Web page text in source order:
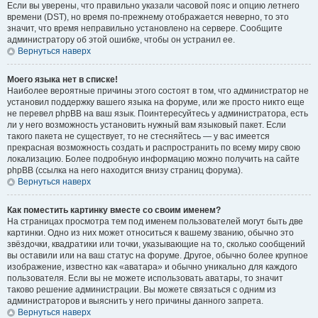
Если вы уверены, что правильно указали часовой пояс и опцию летнего
времени (DST), но время по-прежнему отображается неверно, то это
значит, что время неправильно установлено на сервере. Сообщите
администратору об этой ошибке, чтобы он устранил ее.
Вернуться наверх
Моего языка нет в списке!
Наиболее вероятные причины этого состоят в том, что администратор не
установил поддержку вашего языка на форуме, или же просто никто еще
не перевел phpBB на ваш язык. Поинтересуйтесь у администратора, есть
ли у него возможность установить нужный вам языковый пакет. Если
такого пакета не существует, то не стесняйтесь — у вас имеется
прекрасная возможность создать и распространить по всему миру свою
локализацию. Более подробную информацию можно получить на сайте
phpBB (ссылка на него находится внизу страниц форума).
Вернуться наверх
Как поместить картинку вместе со своим именем?
На страницах просмотра тем под именем пользователей могут быть две
картинки. Одно из них может относиться к вашему званию, обычно это
звёздочки, квадратики или точки, указывающие на то, сколько сообщений
вы оставили или на ваш статус на форуме. Другое, обычно более крупное
изображение, известно как «аватара» и обычно уникально для каждого
пользователя. Если вы не можете использовать аватары, то значит
таково решение администрации. Вы можете связаться с одним из
администраторов и выяснить у него причины данного запрета.
Вернуться наверх